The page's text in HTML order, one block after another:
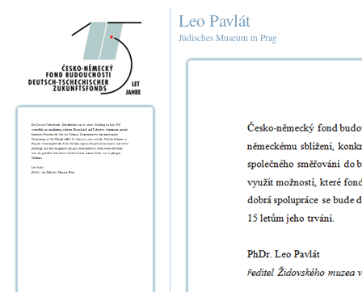
Leo Pavlát
Jüdisches Museum in Prag